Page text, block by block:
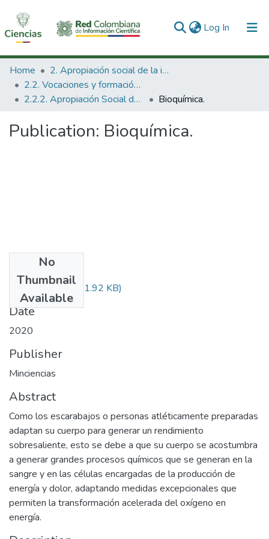
Log In (current)
Communities & Collections
All of DSpace
Home
2. Apropiación social de la información en Ciencia Tecnología e Innovación
2.2. Vocaciones y formación de la CTeI
2.2.2. Apropiación Social del Conocimiento
Bioquímica.
Publication: Bioquímica.
No
Thumbnail
Available
Audiovisual.pdf(31.92 KB)
Date
2020
Publisher
Minciencias
Abstract
Como los escarabajos o personas atléticamente preparadas
adaptan su cuerpo para generar un rendimiento
sobresaliente, esto se debe a que su cuerpo se acostumbra
a generar grandes procesos químicos que se generan en la
sangre y en las células encargadas de la producción de
energía y dolor, adaptando medidas excepcionales que
permiten la transformación acelerada del oxígeno en
energía.